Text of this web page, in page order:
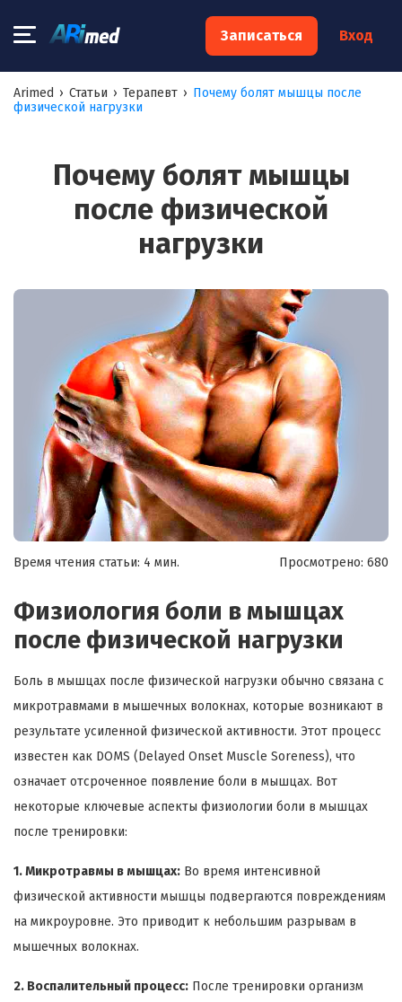
Записаться Вход
Arimed › Статьи › Терапевт › Почему болят мышцы после
физической нагрузки
Почему болят мышцы
после физической
нагрузки
Время чтения статьи: 4 мин. Просмотрено: 680
Физиология боли в мышцах
после физической нагрузки
Боль в мышцах после физической нагрузки обычно связана с
микротравмами в мышечных волокнах, которые возникают в
результате усиленной физической активности. Этот процесс
известен как DOMS (Delayed Onset Muscle Soreness), что
означает отсроченное появление боли в мышцах. Вот
некоторые ключевые аспекты физиологии боли в мышцах
после тренировки:
1. Микротравмы в мышцах: Во время интенсивной
физической активности мышцы подвергаются повреждениям
на микроуровне. Это приводит к небольшим разрывам в
мышечных волокнах.
2. Воспалительный процесс: После тренировки организм
×
Запишитесь на консультацию к
Ваш телефон:*
Я согласен наобработку моих персональных данных